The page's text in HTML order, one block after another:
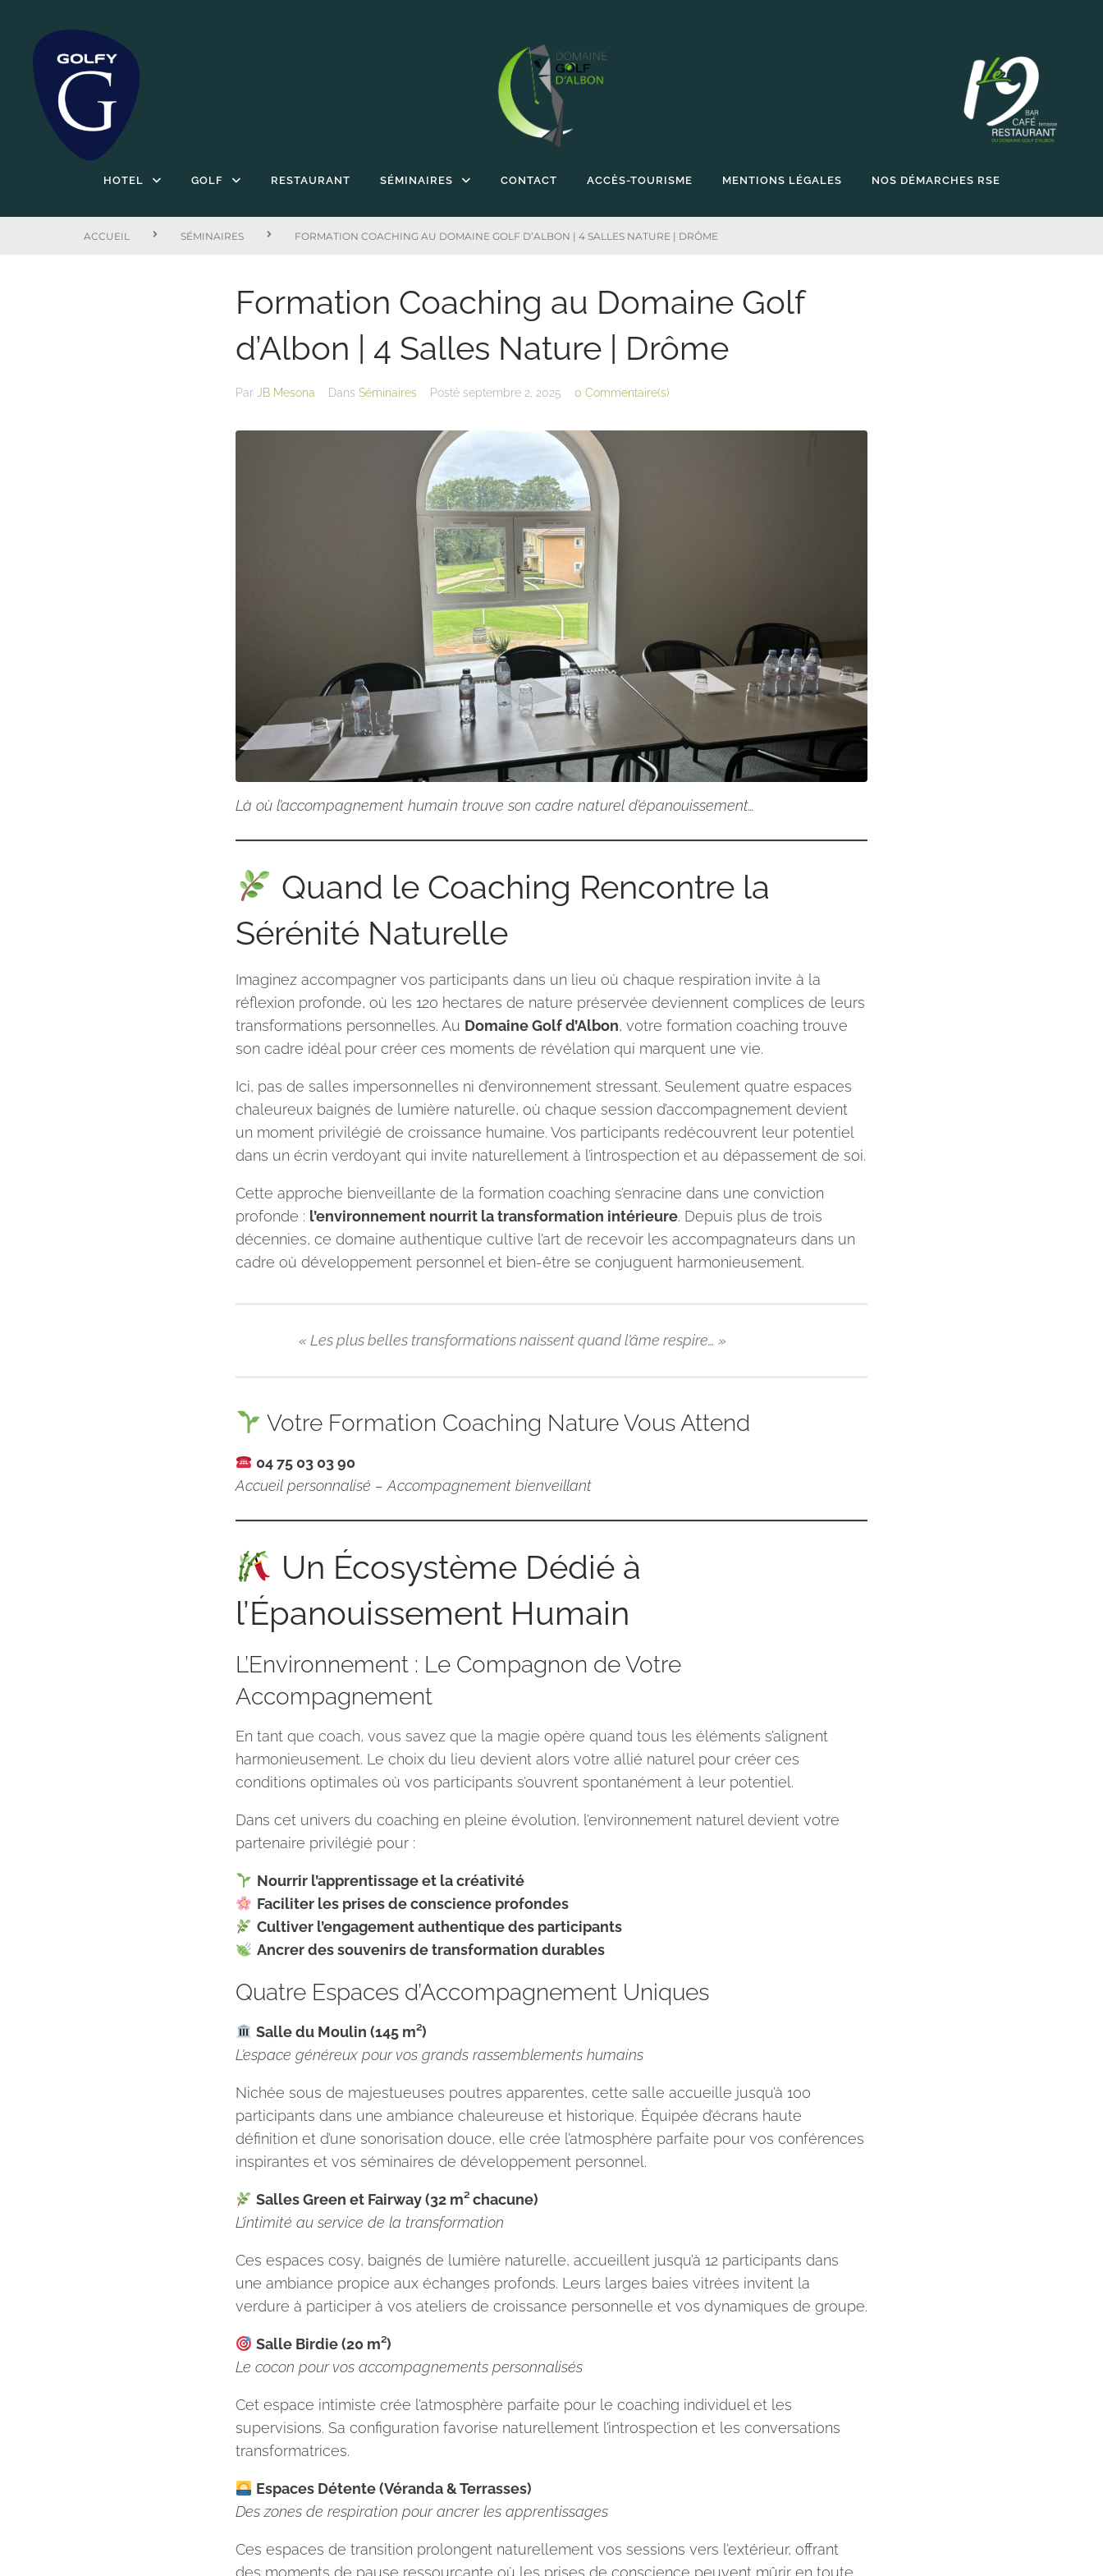
HOTEL GOLF RESTAURANT SÉMINAIRES CONTACT ACCÈS-TOURISME MENTIONS LÉGALES NOS DÉMARCHES RSE
ACCUEIL SÉMINAIRES FORMATION COACHING AU DOMAINE GOLF D’ALBON | 4 SALLES NATURE | DRÔME
Formation Coaching au Domaine Golf
d’Albon | 4 Salles Nature | Drôme
Par JB Mesona Dans Séminaires Posté septembre 2, 2025 0 Commentaire(s)
Là où l’accompagnement humain trouve son cadre naturel d’épanouissement…
Quand le Coaching Rencontre la
Sérénité Naturelle
Imaginez accompagner vos participants dans un lieu où chaque respiration invite à la
réflexion profonde, où les 120 hectares de nature préservée deviennent complices de leurs
transformations personnelles. Au Domaine Golf d’Albon, votre formation coaching trouve
son cadre idéal pour créer ces moments de révélation qui marquent une vie.
Ici, pas de salles impersonnelles ni d’environnement stressant. Seulement quatre espaces
chaleureux baignés de lumière naturelle, où chaque session d’accompagnement devient
un moment privilégié de croissance humaine. Vos participants redécouvrent leur potentiel
dans un écrin verdoyant qui invite naturellement à l’introspection et au dépassement de soi.
Cette approche bienveillante de la formation coaching s’enracine dans une conviction
profonde : l’environnement nourrit la transformation intérieure. Depuis plus de trois
décennies, ce domaine authentique cultive l’art de recevoir les accompagnateurs dans un
cadre où développement personnel et bien-être se conjuguent harmonieusement.
« Les plus belles transformations naissent quand l’âme respire… »
Votre Formation Coaching Nature Vous Attend
04 75 03 03 90
Accueil personnalisé – Accompagnement bienveillant
Un Écosystème Dédié à
l’Épanouissement Humain
L’Environnement : Le Compagnon de Votre
Accompagnement
En tant que coach, vous savez que la magie opère quand tous les éléments s’alignent
harmonieusement. Le choix du lieu devient alors votre allié naturel pour créer ces
conditions optimales où vos participants s’ouvrent spontanément à leur potentiel.
Dans cet univers du coaching en pleine évolution, l’environnement naturel devient votre
partenaire privilégié pour :
Nourrir l’apprentissage et la créativité
Faciliter les prises de conscience profondes
Cultiver l’engagement authentique des participants
Ancrer des souvenirs de transformation durables
Quatre Espaces d’Accompagnement Uniques
Salle du Moulin (145 m²)
L’espace généreux pour vos grands rassemblements humains
Nichée sous de majestueuses poutres apparentes, cette salle accueille jusqu’à 100
participants dans une ambiance chaleureuse et historique. Équipée d’écrans haute
définition et d’une sonorisation douce, elle crée l’atmosphère parfaite pour vos conférences
inspirantes et vos séminaires de développement personnel.
Salles Green et Fairway (32 m² chacune)
L’intimité au service de la transformation
Ces espaces cosy, baignés de lumière naturelle, accueillent jusqu’à 12 participants dans
une ambiance propice aux échanges profonds. Leurs larges baies vitrées invitent la
verdure à participer à vos ateliers de croissance personnelle et vos dynamiques de groupe.
Salle Birdie (20 m²)
Le cocon pour vos accompagnements personnalisés
Cet espace intimiste crée l’atmosphère parfaite pour le coaching individuel et les
supervisions. Sa configuration favorise naturellement l’introspection et les conversations
transformatrices.
Espaces Détente (Véranda & Terrasses)
Des zones de respiration pour ancrer les apprentissages
Ces espaces de transition prolongent naturellement vos sessions vers l’extérieur, offrant
des moments de pause ressourçante où les prises de conscience peuvent mûrir en toute